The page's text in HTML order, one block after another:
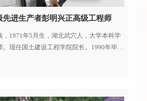
先进生产者彭明兴正高级工程师
，1971年5月生，湖北武穴人，大学本科学
。现任国土建设工程学院院长。1990年毕业